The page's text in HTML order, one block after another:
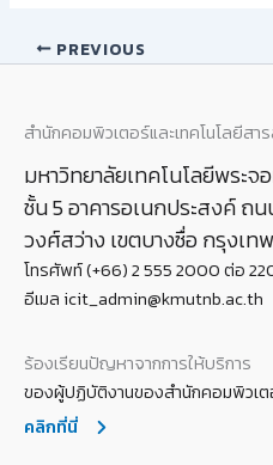
PREVIOUS
สำนักคอมพิวเตอร์และเทคโนโลยีสา
มหาวิทยาลัยเทคโนโลยีพระจ
ชั้น 5 อาคารอเนกประสงค์ ถน
วงศ์สว่าง เขตบางซื่อ กรุงเ
โทรศัพท์ (+66) 2 555 2000 ต่อ
อีเมล icit_admin@kmutnb.ac.th
ร้องเรียนปัญหาจากการให้บริการ
ของผู้ปฏิบัติงานของสำนักคอมพิวเ
คลิกที่นี่